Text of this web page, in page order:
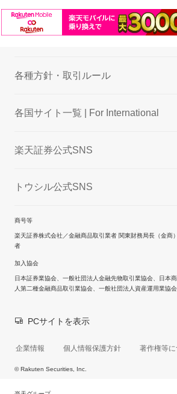
各種方針・取引ルール
各国サイト一覧 | For International
楽天証券公式SNS
トウシル公式SNS
商号等
楽天証券株式会社／金融商品取引業者 関東財務局長（金商
者
加入協会
日本証券業協会、一般社団法人金融先物取引業協会、日本
人第二種金融商品取引業協会、一般社団法人資産運用業協会
PCサイトを表示
企業情報 個人情報保護方針 著作権等
© Rakuten Securities, Inc.